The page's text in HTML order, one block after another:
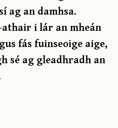
ag an damhsa.
i lár an mheán
fás fuinseoige aige,
sé ag gleadhradh an